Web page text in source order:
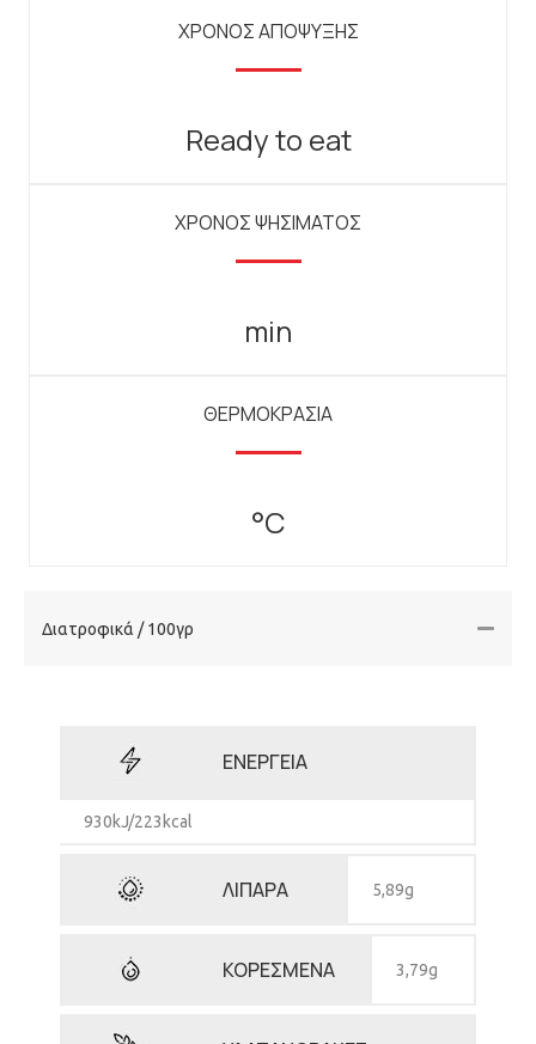
ΧΡΟΝΟΣ ΑΠΟΨΥΞΗΣ
Ready to eat
ΧΡΟΝΟΣ ΨΗΣΙΜΑΤΟΣ
min
ΘΕΡΜΟΚΡΑΣΙΑ
°C
Διατροφικά / 100γρ
ΕΝΕΡΓΕΙΑ
930kJ/223kcal
ΛΙΠΑΡΑ 5,89g
ΚΟΡΕΣΜΕΝΑ 3,79g